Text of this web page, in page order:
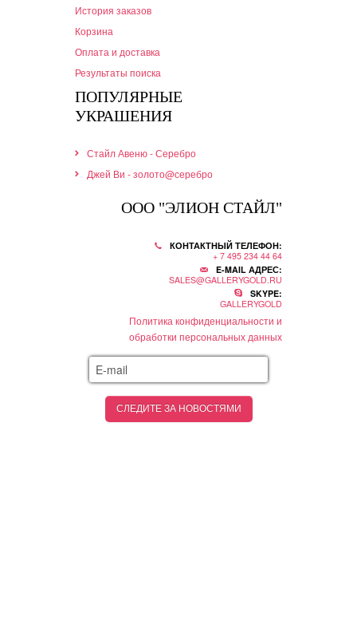
История заказов
Корзина
Оплата и доставка
Результаты поиска
ПОПУЛЯРНЫЕ
УКРАШЕНИЯ
Стайл Авеню - Серебро
Джей Ви - золото@серебро
ООО "ЭЛИОН СТАЙЛ"
КОНТАКТНЫЙ ТЕЛЕФОН:
+ 7 495 234 44 64
E-MAIL АДРЕС:
SALES@GALLERYGOLD.RU
SKYPE:
GALLERYGOLD
Политика конфиденциальности и
обработки персональных данных